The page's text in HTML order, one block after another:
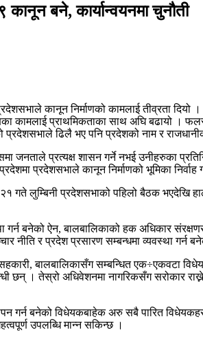
कानून बने, कार्यान्वयनमा चुनौती
कानून निर्माणको कामलाई तीव्रता
कामलाई प्राथमिकताका साथ अघि बढायो ।
प्रदेशसभाले ढिलै भए पनि प्रदेशको नाम र
जनताले प्रत्यक्ष शासन गर्ने नभई उनीहरुका
प्रदेशसभाले कानून निर्माणको भूमिका निर्वाह
लुम्बिनी प्रदेशसभाको पहिलो बैठक भएदेखि
गर्न बनेको ऐन, बालबालिकाको हक अधिकार
नीति र प्रदेश प्रसारण सम्बन्धमा व्यवस्था
सहकारी, बालबालिकासँग सम्बन्धित एक÷एकवटा
छन् । तेस्रो अधिवेशनमा नागरिकसँग सरोकार
गर्न बनेको विधेयकबाहेक अरु सबै पारित
उपलब्धि मान्न सकिन्छ ।